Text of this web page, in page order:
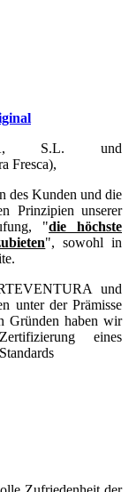
S.L. und
Fresca),
des Kunden und die
Prinzipien unserer
"die höchste
", sowohl in
und
unter der Prämisse
Gründen haben wir
eines